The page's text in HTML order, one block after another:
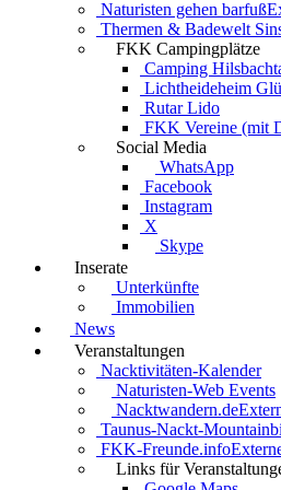
Naturisten gehen barfuß
Thermen & Badewelt
FKK Campingplätze
Camping
Lichtheideheim
Rutar Lido
FKK Vereine (mit
Social Media
WhatsApp
Facebook
Instagram
X
Skype
Inserate
Unterkünfte
Immobilien
News
Veranstaltungen
Nacktivitäten-Kalender
Naturisten-Web Events
Nacktwandern.de
Taunus-Nackt-
FKK-Freunde.info
Links für